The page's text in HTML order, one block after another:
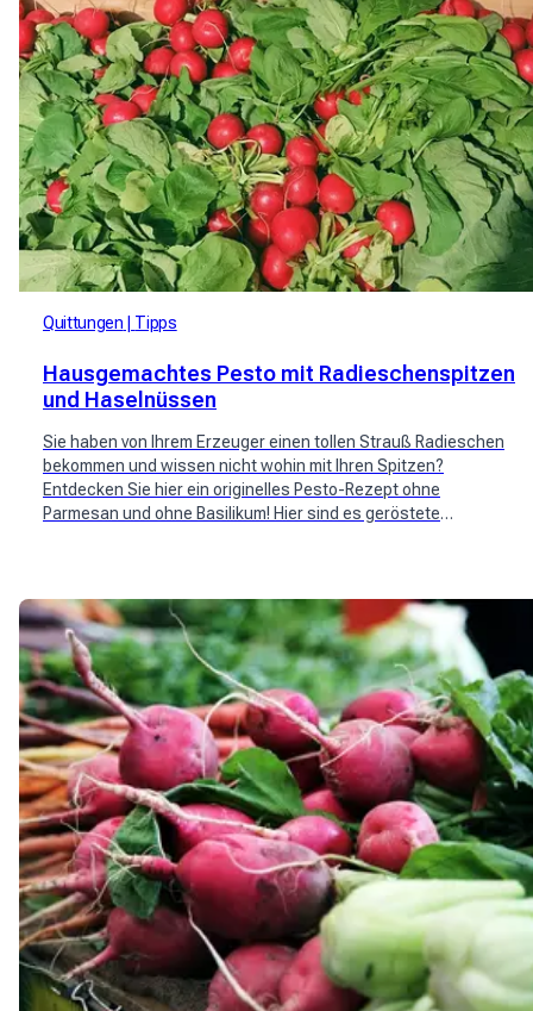
Quittungen Tipps
Hausgemachtes Pesto mit Radieschenspitzen
und Haselnüssen
Sie haben von Ihrem Erzeuger einen tollen Strauß Radieschen
bekommen und wissen nicht wohin mit Ihren Spitzen?
Entdecken Sie hier ein originelles Pesto-Rezept ohne
Parmesan und ohne Basilikum! Hier sind es geröstete